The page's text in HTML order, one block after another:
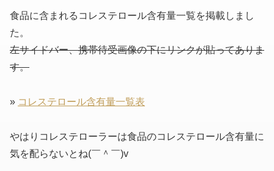
食品に含まれるコレステロール含有量一覧を掲載しまし
た。
左サイドバー、携帯待受画像の下にリンクが貼ってありま
す。
» コレステロール含有量一覧表
やはりコレステローラーは食品のコレステロール含有量に
気を配らないとね(￣＾￣)v